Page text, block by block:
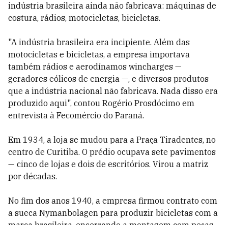
indústria brasileira ainda não fabricava: máquinas de
costura, rádios, motocicletas, bicicletas.
"A indústria brasileira era incipiente. Além das
motocicletas e bicicletas, a empresa importava
também rádios e aerodínamos wincharges —
geradores eólicos de energia —, e diversos produtos
que a indústria nacional não fabricava. Nada disso era
produzido aqui", contou Rogério Prosdócimo em
entrevista à Fecomércio do Paraná.
Em 1934, a loja se mudou para a Praça Tiradentes, no
centro de Curitiba. O prédio ocupava sete pavimentos
— cinco de lojas e dois de escritórios. Virou a matriz
por décadas.
No fim dos anos 1940, a empresa firmou contrato com
a sueca Nymanbolagen para produzir bicicletas com a